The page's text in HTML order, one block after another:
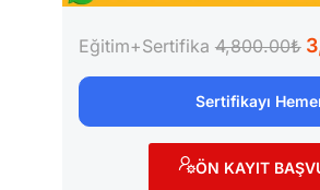
Eğitim+Sertifika 4,800.00₺
Sertifikayı
ÖN KAYIT